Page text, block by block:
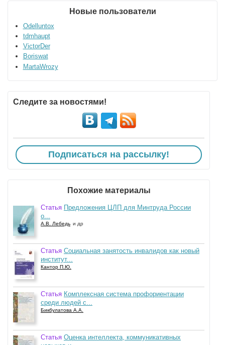
Новые пользователи
Odelluntox
tdmhaupt
VictorDer
Boriswat
MartaWrozy
Следите за новостями!
Подписаться на рассылку!
Похожие материалы
Статья Предложения ЦЛП для Минтруда России
о...
А.В. Лебедь и др
Статья Социальная занятость инвалидов как новый
институт...
Кантор П.Ю.
Статья Комплексная система профориентации
среди людей с...
Бикбулатова А.А.
Статья Оценка интеллекта, коммуникативных